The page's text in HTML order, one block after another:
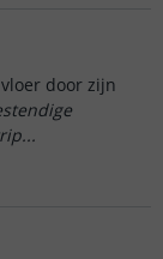
door zijn